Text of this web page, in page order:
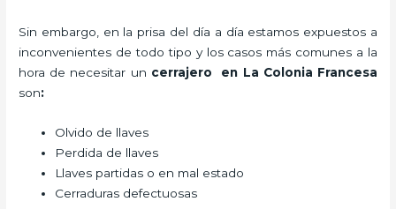
Sin embargo, en la prisa del día a día estamos expuestos a
inconvenientes de todo tipo y los casos más comunes a la
hora de necesitar un cerrajero en La Colonia Francesa
son:
Olvido de llaves
Perdida de llaves
Llaves partidas o en mal estado
Cerraduras defectuosas